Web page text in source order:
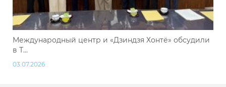
Международный центр и «Дзиндзя Хонтё» обсудили
в Т...
03.07.2026